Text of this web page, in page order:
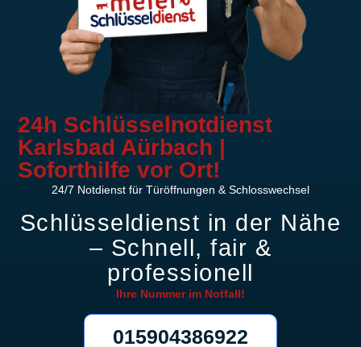
24h Schlüsselnotdienst
Karlsbad Aürbach |
Soforthilfe vor Ort!
24/7 Notdienst für Türöffnungen & Schlosswechsel
Schlüsseldienst in der Nähe
– Schnell, fair &
professionell
Ihre Nummer im Notfall!
015904386922